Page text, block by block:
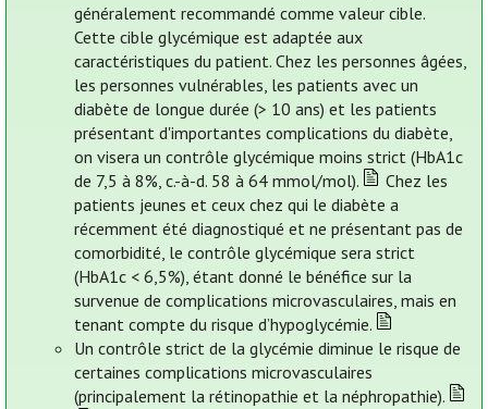
généralement recommandé comme valeur cible.
Cette cible glycémique est adaptée aux
caractéristiques du patient. Chez les personnes âgées,
les personnes vulnérables, les patients avec un
diabète de longue durée (> 10 ans) et les patients
présentant d'importantes complications du diabète,
on visera un contrôle glycémique moins strict (HbA1c
de 7,5 à 8%, c.-à-d. 58 à 64 mmol/mol).
Chez les
patients jeunes et ceux chez qui le diabète a
récemment été diagnostiqué et ne présentant pas de
comorbidité, le contrôle glycémique sera strict
(HbA1c < 6,5%), étant donné le bénéfice sur la
survenue de complications microvasculaires, mais en
tenant compte du risque d’hypoglycémie.
Un contrôle strict de la glycémie diminue le risque de
certaines complications microvasculaires
(principalement la rétinopathie et la néphropathie).